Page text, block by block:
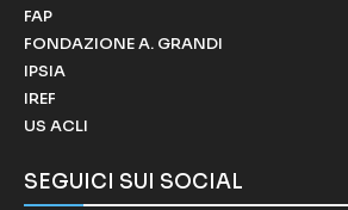
FAP
FONDAZIONE A. GRANDI
IPSIA
IREF
US ACLI
SEGUICI SUI SOCIAL